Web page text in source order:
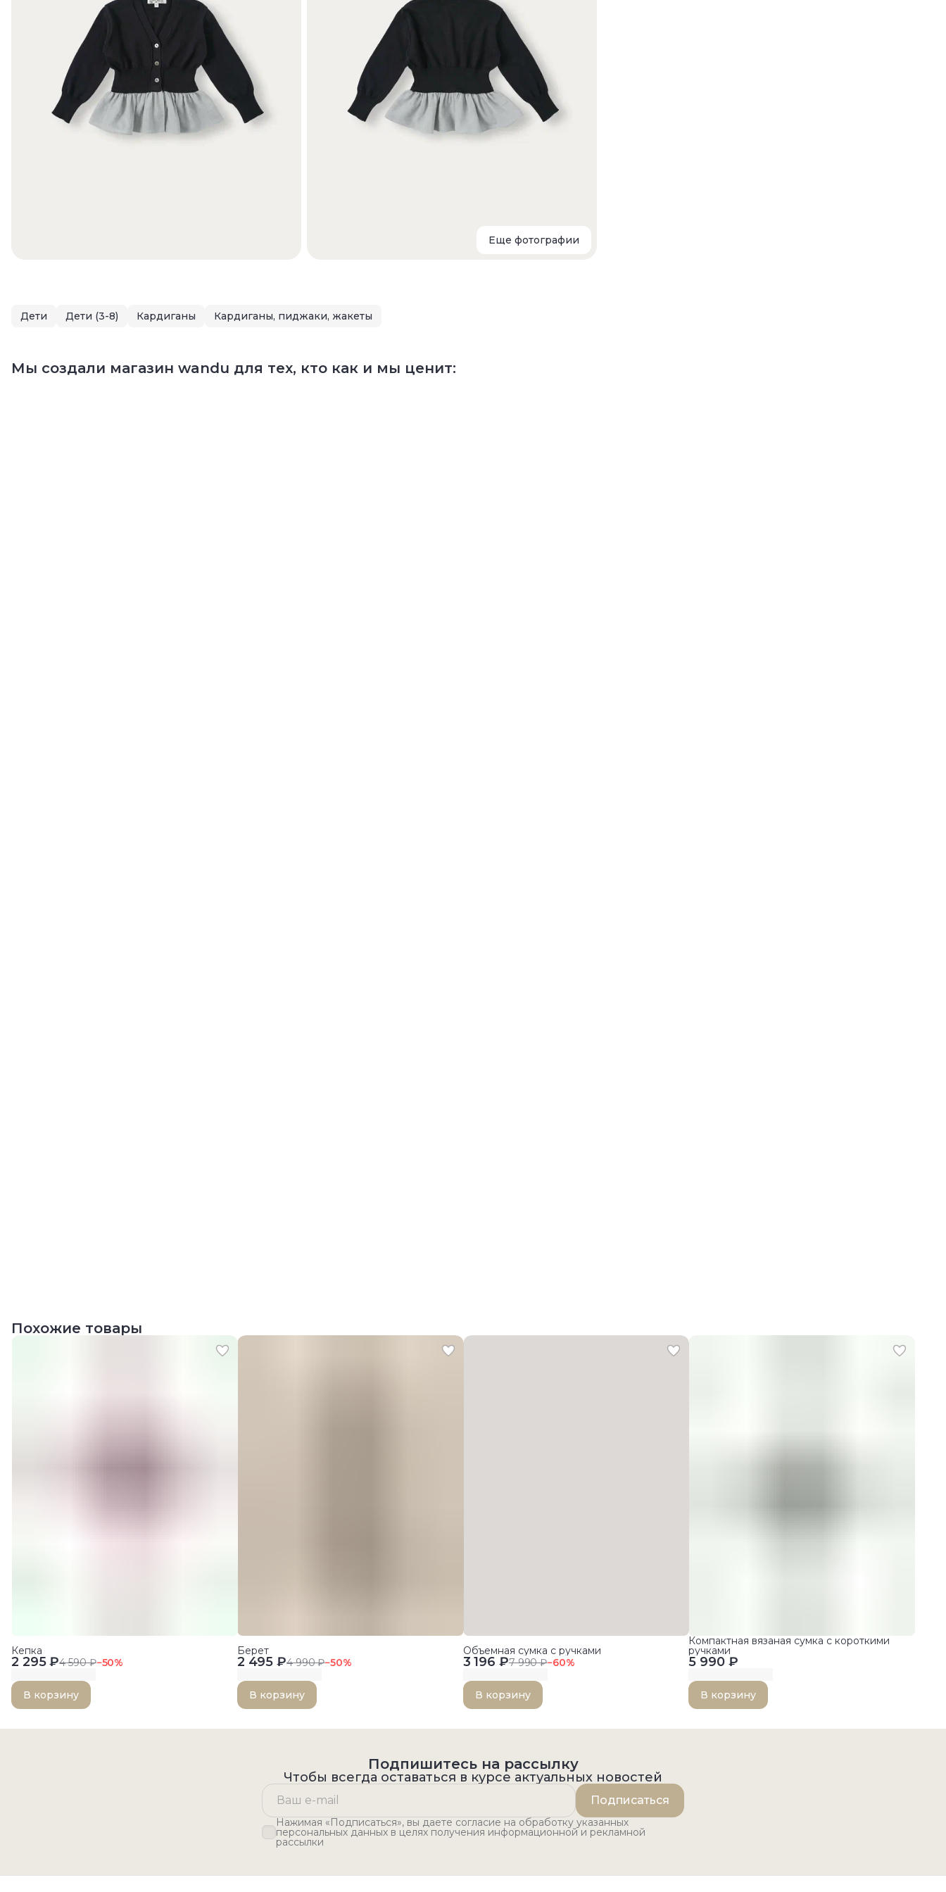
Еще фотографии
Дети Дети (3-8) Кардиганы Кардиганы, пиджаки, жакеты
Мы создали магазин wandu для тех, кто как и мы ценит:
Похожие товары
2 295 ₽4 590 ₽−50%
Кепка
В корзину
2 495 ₽4 990 ₽−50%
Берет
В корзину
3 196 ₽7 990 ₽−60%
Объемная сумка с ручками
В корзину
5 990 ₽
Компактная вязаная сумка с короткими
ручками
В корзину
Подпишитесь на рассылку
Чтобы всегда оставаться в курсе актуальных новостей
Подписаться
Нажимая «Подписаться», вы даете согласие на обработку указанных
персональных данных в целях получения информационной и рекламной
рассылки